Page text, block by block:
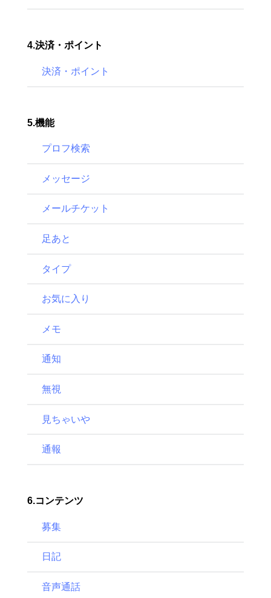
4.決済・ポイント
決済・ポイント
5.機能
プロフ検索
メッセージ
メールチケット
足あと
タイプ
お気に入り
メモ
通知
無視
見ちゃいや
通報
6.コンテンツ
募集
日記
音声通話